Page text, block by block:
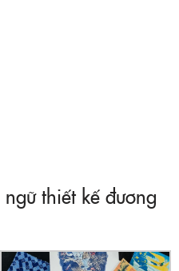
thiết kế đương